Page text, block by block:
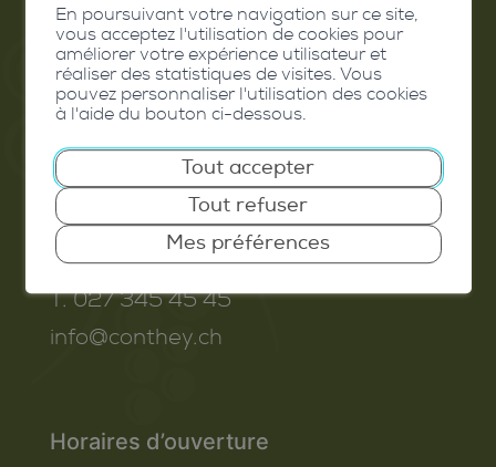
Extranet
Valais Excellence
Commune de Conthey
Route de Savoie 54
1975 St-Séverin
T. 027 345 45 45
info@conthey.ch
Horaires d’ouverture
En poursuivant votre navigation sur ce site,
vous acceptez l'utilisation de cookies pour
améliorer votre expérience utilisateur et
réaliser des statistiques de visites. Vous
pouvez personnaliser l'utilisation des cookies
à l'aide du bouton ci-dessous.
Tout accepter
Tout refuser
Mes préférences